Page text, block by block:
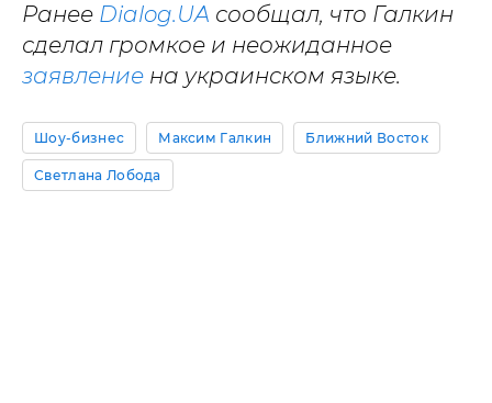
Ранее Dialog.UA сообщал, что Галкин
сделал громкое и неожиданное
заявление на украинском языке.
Шоу-бизнес Максим Галкин Ближний Восток
Светлана Лобода